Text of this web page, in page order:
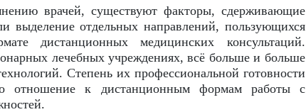
врачей, существуют факторы, сдерживающие
выделение отдельных направлений, пользующихся
дистанционных медицинских консультаций.
лечебных учреждениях, всё больше и больше
Степень их профессиональной готовности
отношение к дистанционным формам работы с